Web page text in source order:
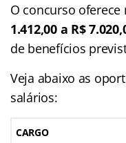
O concurso
1.412,00 a R$
de benefícios
Veja abaixo as
salários:
CARGO